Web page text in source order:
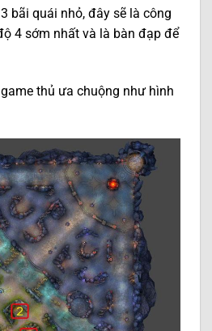
bãi quái nhỏ, đây sẽ là công
4 sớm nhất và là bàn đạp để
thủ ưa chuộng như hình